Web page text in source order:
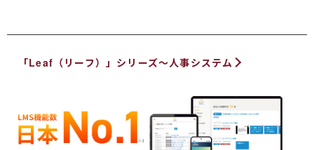
「Leaf（リーフ）」シリーズ～人事システム